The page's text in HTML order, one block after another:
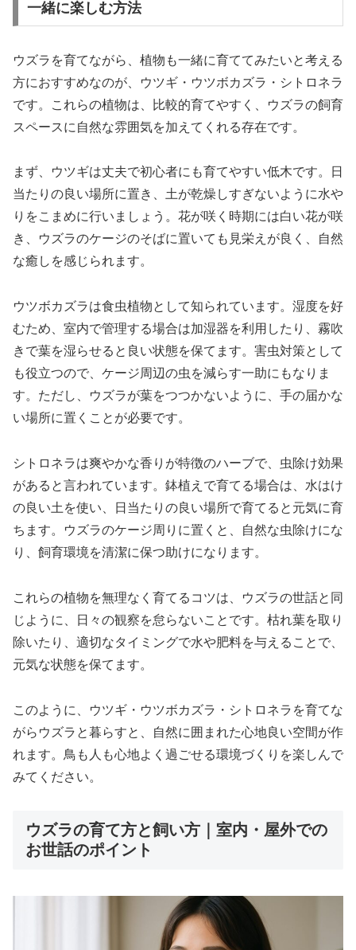
一緒に楽しむ方法
ウズラを育てながら、植物も一緒に育ててみたいと考える
方におすすめなのが、ウツギ・ウツボカズラ・シトロネラ
です。これらの植物は、比較的育てやすく、ウズラの飼育
スペースに自然な雰囲気を加えてくれる存在です。
まず、ウツギは丈夫で初心者にも育てやすい低木です。日
当たりの良い場所に置き、土が乾燥しすぎないように水や
りをこまめに行いましょう。花が咲く時期には白い花が咲
き、ウズラのケージのそばに置いても見栄えが良く、自然
な癒しを感じられます。
ウツボカズラは食虫植物として知られています。湿度を好
むため、室内で管理する場合は加湿器を利用したり、霧吹
きで葉を湿らせると良い状態を保てます。害虫対策として
も役立つので、ケージ周辺の虫を減らす一助にもなりま
す。ただし、ウズラが葉をつつかないように、手の届かな
い場所に置くことが必要です。
シトロネラは爽やかな香りが特徴のハーブで、虫除け効果
があると言われています。鉢植えで育てる場合は、水はけ
の良い土を使い、日当たりの良い場所で育てると元気に育
ちます。ウズラのケージ周りに置くと、自然な虫除けにな
り、飼育環境を清潔に保つ助けになります。
これらの植物を無理なく育てるコツは、ウズラの世話と同
じように、日々の観察を怠らないことです。枯れ葉を取り
除いたり、適切なタイミングで水や肥料を与えることで、
元気な状態を保てます。
このように、ウツギ・ウツボカズラ・シトロネラを育てな
がらウズラと暮らすと、自然に囲まれた心地良い空間が作
れます。鳥も人も心地よく過ごせる環境づくりを楽しんで
みてください。
ウズラの育て方と飼い方｜室内・屋外での
お世話のポイント